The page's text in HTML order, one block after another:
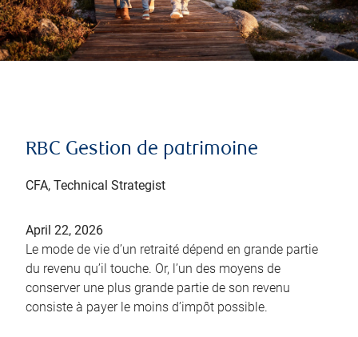
RBC Gestion de patrimoine
CFA, Technical Strategist
April 22, 2026
Le mode de vie d’un retraité dépend en grande partie
du revenu qu’il touche. Or, l’un des moyens de
conserver une plus grande partie de son revenu
consiste à payer le moins d’impôt possible.